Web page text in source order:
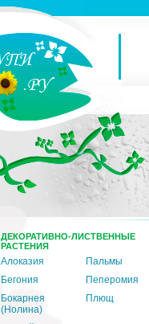
ДЕКОРАТИВНО-ЛИСТВЕННЫЕ
РАСТЕНИЯ
Алоказия
Пальмы
Бегония
Пеперомия
Бокарнея
(Нолина)
Плющ